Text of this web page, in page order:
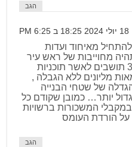
הגב
18 יולי 2024 18:25 ב 6:25 PM
מאיחוד ועדות
מחוייבות של ראש עיר
שנבחר ע"י כ 3000 תושבים לאשר תוכניות
מליונים ללא הגבלה ,
של שטחי הבנייה
יותר… כמובן שקודם כל
המשכורות ברשויות
על הורדת העומס
הגב